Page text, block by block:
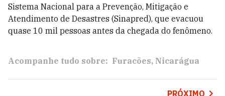
Sistema Nacional para a Prevenção, Mitigação e
Atendimento de Desastres (Sinapred), que evacuou
quase 10 mil pessoas antes da chegada do fenômeno.
Acompanhe tudo sobre: Furacões Nicarágua
PRÓXIMO